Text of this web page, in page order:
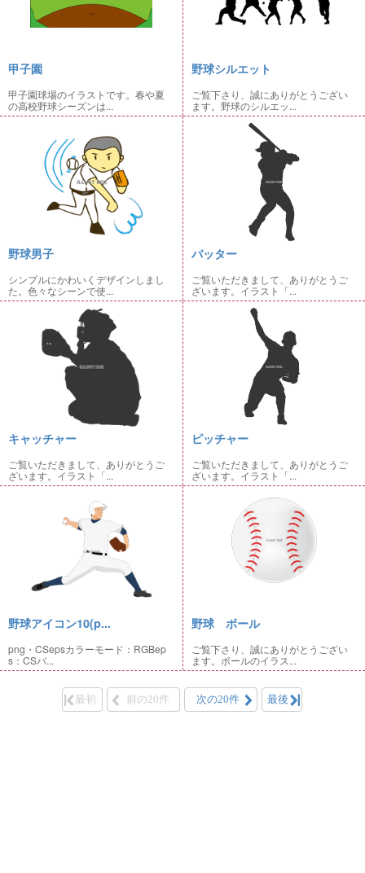
甲子園
甲子園球場のイラストです。春や夏
の高校野球シーズンは...
野球シルエット
ご覧下さり、誠にありがとうござい
ます。野球のシルエッ...
野球男子
シンプルにかわいくデザインしまし
た。色々なシーンで使...
バッター
ご覧いただきまして、ありがとうご
ざいます。イラスト「...
キャッチャー
ご覧いただきまして、ありがとうご
ざいます。イラスト「...
ピッチャー
ご覧いただきまして、ありがとうご
ざいます。イラスト「...
野球アイコン10(p...
png・CSepsカラーモード：RGBep
s：CSバ...
野球 ボール
ご覧下さり、誠にありがとうござい
ます。ボールのイラス...
最初 前の20件 次の20件 最後